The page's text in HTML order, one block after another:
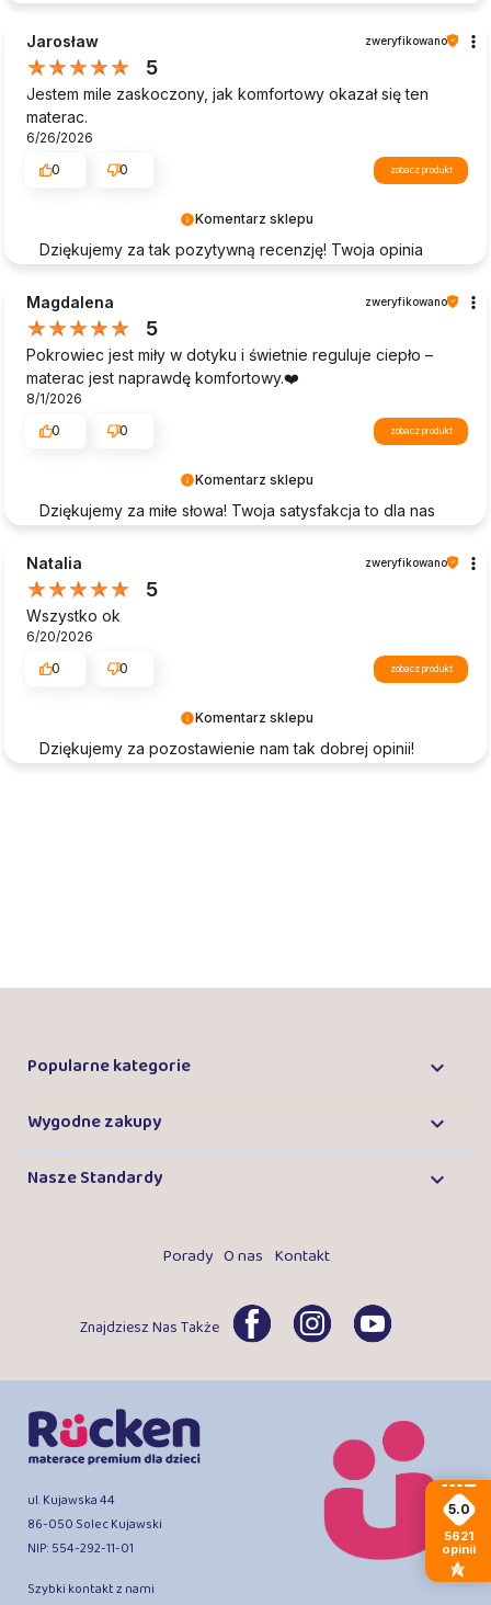
zakupów w naszym sklepie. Twoje pozytywne
doświadczenie motywuje nas do dalszego rozwoju.
Dziękujemy za zaufanie i zapraszamy ponownie!
Komentarz sklepu
Dziękujemy za tak pozytywną recenzję! Twoja opinia
produkty spełniły Twoje oczekiwania i że zakupy w
naszym sklepie były dla Ciebie satysfakcjonujące. Do
zobaczenia przy kolejnych zakupach!
Jarosław zweryfikowano
5
Jestem mile zaskoczony, jak komfortowy okazał się ten
materac.
6/26/2026
0
0 zobacz produkt
Komentarz sklepu
Dziękujemy za miłe słowa! Twoja satysfakcja to dla nas
zapewnić Ci bezproblemowe zakupy i wysoką jakość
naszych produktów. Twoje zadowolenie to nasz
priorytet – mamy nadzieję, że wrócisz do nas w
przyszłości.
Magdalena zweryfikowano
5
Pokrowiec jest miły w dotyku i świetnie reguluje ciepło –
materac jest naprawdę komfortowy.❤️
8/1/2026
0
0 zobacz produkt
Komentarz sklepu
Dziękujemy za pozostawienie nam tak dobrej opinii!
Natalia zweryfikowano
5
Wszystko ok
6/20/2026
0
0 zobacz produkt
Popularne kategorie 
Wygodne zakupy 
Nasze Standardy 
Porady O nas Kontakt
Znajdziesz Nas Także
ul. Kujawska 44
86-050 Solec Kujawski
NIP: 554-292-11-01
Szybki kontakt z nami
5.0
5621
opinii